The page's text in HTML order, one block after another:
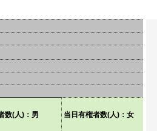
数(人)：男 当日有権者数(人)：女